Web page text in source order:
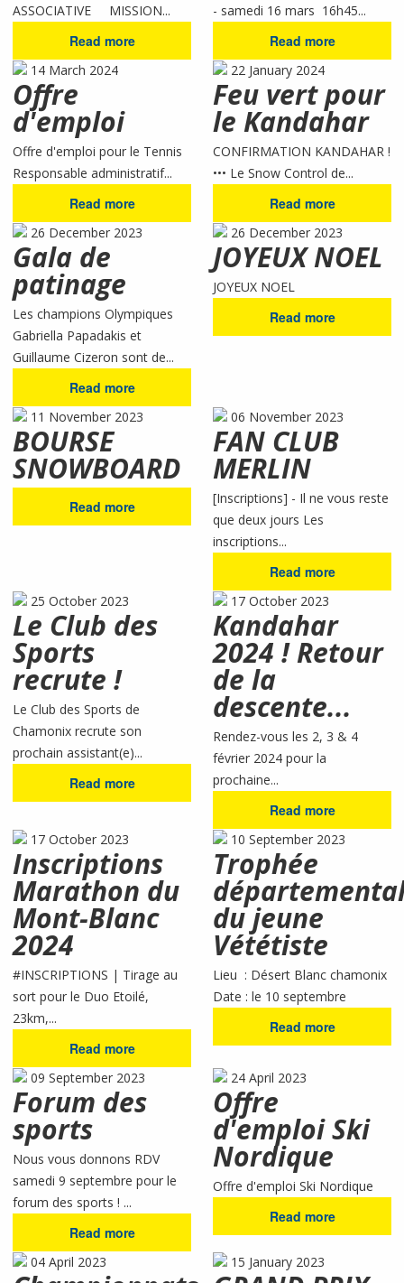
ASSOCIATIVE MISSION...
Read more
- samedi 16 mars 16h45...
Read more
14 March 2024
Offre
d'emploi
Offre d'emploi pour le Tennis
Responsable administratif...
Read more
22 January 2024
Feu vert pour
le Kandahar
CONFIRMATION KANDAHAR !
••• Le Snow Control de...
Read more
26 December 2023
Gala de
patinage
Les champions Olympiques
Gabriella Papadakis et
Guillaume Cizeron sont de...
Read more
26 December 2023
JOYEUX NOEL
JOYEUX NOEL
Read more
11 November 2023
BOURSE
SNOWBOARD
Read more
06 November 2023
FAN CLUB
MERLIN
[Inscriptions] - Il ne vous reste
que deux jours Les
inscriptions...
Read more
25 October 2023
Le Club des
Sports
recrute !
Le Club des Sports de
Chamonix recrute son
prochain assistant(e)...
Read more
17 October 2023
Kandahar
2024 ! Retour
de la
descente...
Rendez-vous les 2, 3 & 4
février 2024 pour la
prochaine...
Read more
17 October 2023
Inscriptions
Marathon du
Mont-Blanc
2024
#INSCRIPTIONS | Tirage au
sort pour le Duo Etoilé,
23km,...
Read more
10 September 2023
Trophée
du jeune
Vététiste
Lieu : Désert Blanc chamonix
Date : le 10 septembre
Read more
09 September 2023
Forum des
sports
Nous vous donnons RDV
samedi 9 septembre pour le
forum des sports ! ...
Read more
24 April 2023
Offre
d'emploi Ski
Nordique
Offre d'emploi Ski Nordique
Read more
04 April 2023 15 January 2023